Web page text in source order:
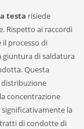
testa risiede
Rispetto ai raccordi
processo di
giuntura di saldatura
Questa
concentrazione
la
di condotte di